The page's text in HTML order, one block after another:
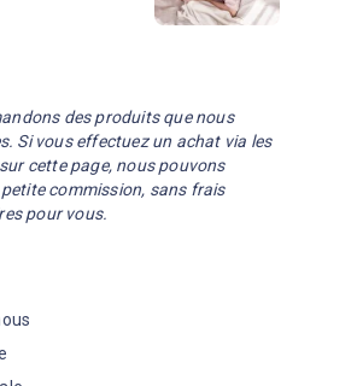
des produits que nous
Si vous effectuez un achat via les
cette page, nous pouvons
commission, sans frais
pour vous.